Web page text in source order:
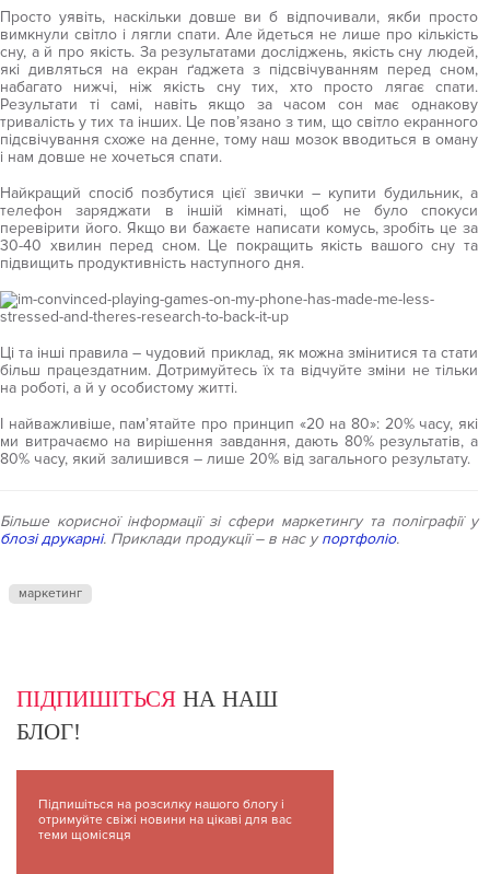
Просто уявіть, наскільки довше ви б відпочивали, якби просто
вимкнули світло і лягли спати. Але йдеться не лише про кількість
сну, а й про якість. За результатами досліджень, якість сну людей,
які дивляться на екран ґаджета з підсвічуванням перед сном,
набагато нижчі, ніж якість сну тих, хто просто лягає спати.
Результати ті самі, навіть якщо за часом сон має однакову
тривалість у тих та інших. Це пов’язано з тим, що світло екранного
підсвічування схоже на денне, тому наш мозок вводиться в оману
і нам довше не хочеться спати.
Найкращий спосіб позбутися цієї звички – купити будильник, а
телефон заряджати в іншій кімнаті, щоб не було спокуси
перевірити його. Якщо ви бажаєте написати комусь, зробіть це за
30-40 хвилин перед сном. Це покращить якість вашого сну та
підвищить продуктивність наступного дня.
Ці та інші правила – чудовий приклад, як можна змінитися та стати
більш працездатним. Дотримуйтесь їх та відчуйте зміни не тільки
на роботі, а й у особистому житті.
І найважливіше, пам’ятайте про принцип «20 на 80»: 20% часу, які
ми витрачаємо на вирішення завдання, дають 80% результатів, а
80% часу, який залишився – лише 20% від загального результату.
Більше корисної інформації зі сфери маркетингу та поліграфії у
блозі друкарні. Приклади продукції – в нас упортфоліо.
маркетинг
ПІДПИШІТЬСЯ НА НАШ
БЛОГ!
Підпишіться на розсилку нашого блогу і
отримуйте свіжі новини на цікаві для вас
теми щомісяця